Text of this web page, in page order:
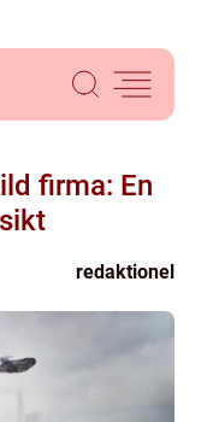
firma: En
redaktionel